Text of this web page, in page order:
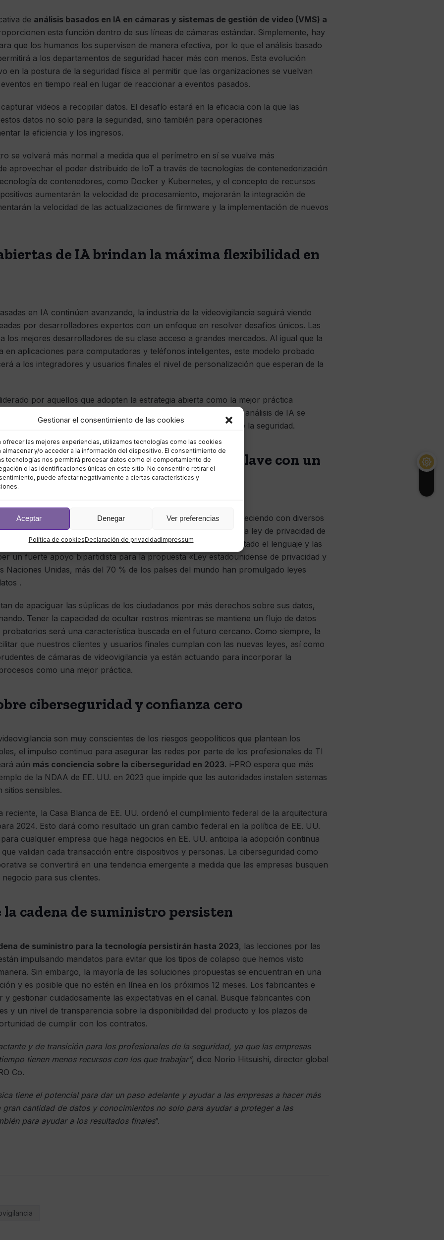
Gestionar el consentimiento de las cookies
ofrecer las mejores experiencias, utilizamos tecnologías como las cookies
almacenar y/o acceder a la información del dispositivo. El consentimiento de
tecnologías nos permitirá procesar datos como el comportamiento de
o las identificaciones únicas en este sitio. No consentir o retirar el
puede afectar negativamente a ciertas características y
Aceptar Denegar Ver preferencias
Política de cookiesDeclaración de privacidadImpressum
de análisis basados ​​en IA en cámaras y sistemas de gestión de video (VMS) a
esta función dentro de sus líneas de cámaras estándar. Simplemente, hay
que los humanos los supervisen de manera efectiva, por lo que el análisis basado
a los departamentos de seguridad hacer más con menos. Esta evolución
en la postura de la seguridad física al permitir que las organizaciones se vuelvan
en tiempo real en lugar de reaccionar a eventos pasados.
videos a recopilar datos. El desafío estará en la eficacia con la que las
datos no solo para la seguridad, sino también para operaciones
la eficiencia y los ingresos.
se volverá más normal a medida que el perímetro en sí se vuelve más
aprovechar el poder distribuido de IoT a través de tecnologías de contenedorización
de contenedores, como Docker y Kubernetes, y el concepto de recursos
aumentarán la velocidad de procesamiento, mejorarán la integración de
la velocidad de las actualizaciones de firmware y la implementación de nuevos
de IA brindan la máxima flexibilidad en
en IA continúen avanzando, la industria de la videovigilancia seguirá viendo
por desarrolladores expertos con un enfoque en resolver desafíos únicos. Las
los mejores desarrolladores de su clase acceso a grandes mercados. Al igual que la
en aplicaciones para computadoras y teléfonos inteligentes, este modelo probado
a los integradores y usuarios finales el nivel de personalización que esperan de la
por aquellos que adopten la estrategia abierta como la mejor práctica
de infraestructuras flexibles para que los desarrolladores de análisis de IA se
a la democratización de la IA en varias industrias fuera de la seguridad.
privacidad sigue siendo un tema clave con un
Europa, la preocupación por la privacidad personal continúa creciendo con diversos
por la industria. 2023 puede ver a los EE. UU. Promulgar una ley de privacidad de
Aunque ya existen leyes en algunos estados que han adoptado el lenguaje y las
un fuerte apoyo bipartidista para la propuesta «Ley estadounidense de privacidad y
Naciones Unidas, más del 70 % de los países del mundo han promulgado leyes
.
de apaciguar las súplicas de los ciudadanos por más derechos sobre sus datos,
Tener la capacidad de ocultar rostros mientras se mantiene un flujo de datos
será una característica buscada en el futuro cercano. Como siempre, la
que nuestros clientes y usuarios finales cumplan con las nuevas leyes, así como
de cámaras de videovigilancia ya están actuando para incorporar la
como una mejor práctica.
ciberseguridad y confianza cero
son muy conscientes de los riesgos geopolíticos que plantean los
el impulso continuo para asegurar las redes por parte de los profesionales de TI
aún más conciencia sobre la ciberseguridad en 2023. i-PRO espera que más
de la NDAA de EE. UU. en 2023 que impide que las autoridades instalen sistemas
sitios sensibles.
reciente, la Casa Blanca de EE. UU. ordenó el cumplimiento federal de la arquitectura
2024. Esto dará como resultado un gran cambio federal en la política de EE. UU.
cualquier empresa que haga negocios en EE. UU. anticipa la adopción continua
validan cada transacción entre dispositivos y personas. La ciberseguridad como
se convertirá en una tendencia emergente a medida que las empresas busquen
para sus clientes.
la cadena de suministro persisten
de suministro para la tecnología persistirán hasta 2023, las lecciones por las
impulsando mandatos para evitar que los tipos de colapso que hemos visto
Sin embargo, la mayoría de las soluciones propuestas se encuentran en una
y es posible que no estén en línea en los próximos 12 meses. Los fabricantes e
y gestionar cuidadosamente las expectativas en el canal. Busque fabricantes con
y un nivel de transparencia sobre la disponibilidad del producto y los plazos de
de cumplir con los contratos.
y de transición para los profesionales de la seguridad, ya que las empresas
tienen menos recursos con los que trabajar”, ​​dice Norio Hitsuishi, director global
Co.
tiene el potencial para dar un paso adelante y ayudar a las empresas a hacer más
cantidad de datos y conocimientos no solo para ayudar a proteger a las
para ayudar a los resultados finales”.